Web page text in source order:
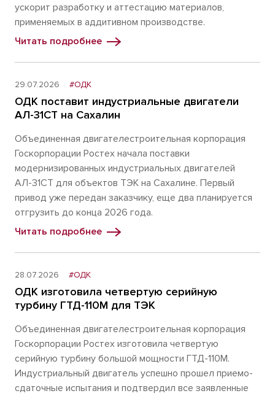
ускорит разработку и аттестацию материалов,
применяемых в аддитивном производстве.
Читать подробнее
29.07.2026 #ОДК
ОДК поставит индустриальные двигатели
АЛ-31СТ на Сахалин
Объединенная двигателестроительная корпорация
Госкорпорации Ростех начала поставки
модернизированных индустриальных двигателей
АЛ-31СТ для объектов ТЭК на Сахалине. Первый
привод уже передан заказчику, еще два планируется
отгрузить до конца 2026 года.
Читать подробнее
28.07.2026 #ОДК
ОДК изготовила четвертую серийную
турбину ГТД-110М для ТЭК
Объединенная двигателестроительная корпорация
Госкорпорации Ростех изготовила четвертую
серийную турбину большой мощности ГТД-110М.
Индустриальный двигатель успешно прошел приемо-
сдаточные испытания и подтвердил все заявленные